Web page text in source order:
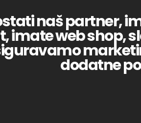
naš partner,
imate web shop,
dodatne